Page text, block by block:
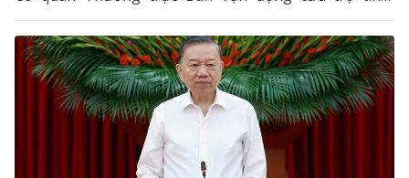
nhằm giúp nhân dân khắc phục hậu quả thiên tai, mưa
lũ, sạt lở đất, sớm ổn định cuộc sống.